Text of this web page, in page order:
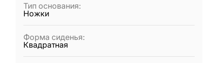
Тип основания:
Ножки
Форма сиденья:
Квадратная